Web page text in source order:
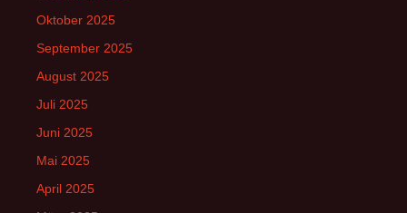
Oktober 2025
September 2025
August 2025
Juli 2025
Juni 2025
Mai 2025
April 2025